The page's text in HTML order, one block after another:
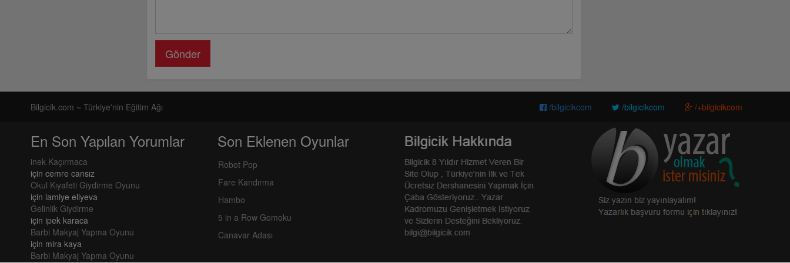
Gönder
Bilgicik.com ~ Türkiye'nin Eğitim Ağı /bilgicikcom /bilgicikcom /+bilgicikcom
En Son Yapılan Yorumlar
inek Kaçırmaca
için cemre cansız
Okul Kıyafeti Giydirme Oyunu
için lamiye eliyeva
Gelinlik Giydirme
için ipek karaca
Barbi Makyaj Yapma Oyunu
için mira kaya
Barbi Makyaj Yapma Oyunu
Son Eklenen Oyunlar
Robot Pop
Fare Kandırma
Hambo
5 in a Row Gomoku
Canavar Adası